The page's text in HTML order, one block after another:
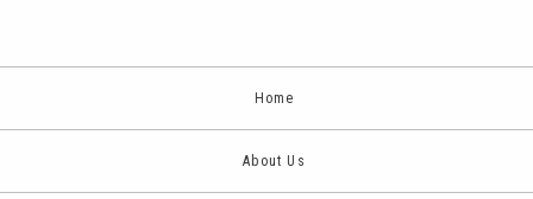
Home
About Us